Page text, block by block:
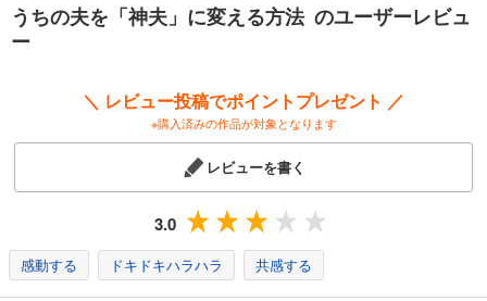
うちの夫を「神夫」に変える方法 のユーザーレビュ
ー
＼ レビュー投稿でポイントプレゼント ／
※購入済みの作品が対象となります
レビューを書く
3.0
感動する ドキドキハラハラ 共感する